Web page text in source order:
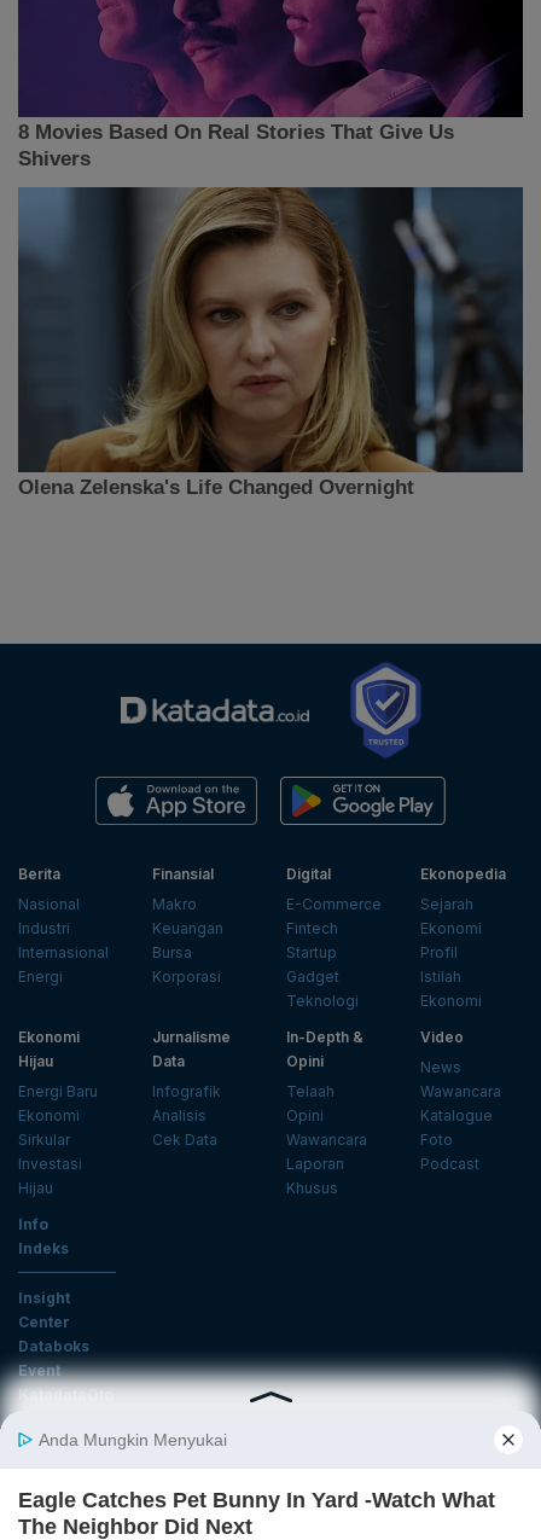
Berita
Nasional
Industri
Internasional
Energi
Finansial
Makro
Keuangan
Bursa
Korporasi
Digital
E-Commerce
Fintech
Startup
Gadget
Teknologi
Ekonopedia
Sejarah
Ekonomi
Profil
Istilah
Ekonomi
Ekonomi
Hijau
Energi Baru
Ekonomi
Sirkular
Investasi
Hijau
Jurnalisme
Data
Infografik
Analisis
Cek Data
In-Depth &
Opini
Telaah
Opini
Wawancara
Laporan
Khusus
Video
News
Wawancara
Katalogue
Foto
Podcast
Info
Indeks
Insight
Center
Databoks
Event
KatadataOto
Email
Daftar